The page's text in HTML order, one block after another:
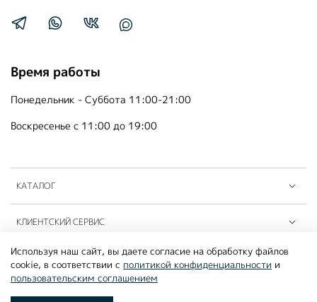
КАТАЛОГ
КЛИЕНТСКИЙ СЕРВИС
ПАРТНЁРЫ B2B
Время работы
Понедельник - Суббота 11:00-21:00
Воскресенье с 11:00 до 19:00
Используя наш сайт, вы даете согласие на обработку файлов
cookie, в соответствии с политикой конфиденциальности и
пользовательским соглашением